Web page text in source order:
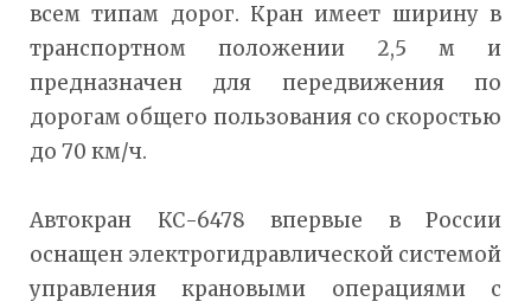
всем типам дорог. Кран имеет ширину в
транспортном положении 2,5 м и
предназначен для передвижения по
дорогам общего пользования со скоростью
до 70 км/ч.
Автокран КС-6478 впервые в России
оснащен электрогидравлической системой
управления крановыми операциями с